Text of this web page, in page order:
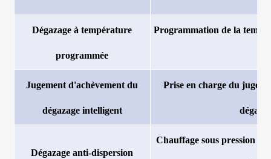
Dégazage à température
programmée
Programmation de la
Jugement d'achèvement du
dégazage intelligent
Prise en charge du
Dégazage anti-dispersion
Chauffage sous pression